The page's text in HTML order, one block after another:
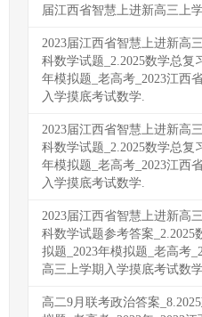
届江西省智慧上进新高三上
2023届江西省智慧上进新高
科数学试题_2.2025数学总复
年模拟题_老高考_2023江西
入学摸底考试数学.
2023届江西省智慧上进新高
科数学试题_2.2025数学总复
年模拟题_老高考_2023江西
入学摸底考试数学.
2023届江西省智慧上进新高
科数学试题参考答案_2.2025
拟题_2023年模拟题_老高考
高三上学期入学摸底考试数
高二9月联考政治答案